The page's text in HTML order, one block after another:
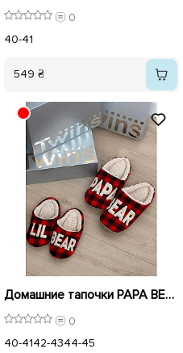
0
40-41
549 ₴
Домашние тапочки PAPA BEAR 590864 Красные
0
40-4142-4344-45